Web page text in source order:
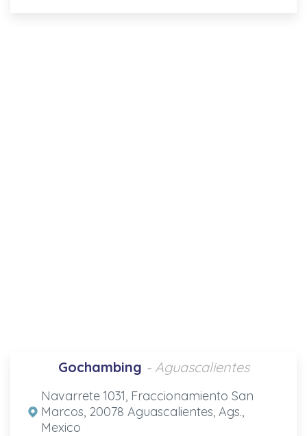
Gochambing - Aguascalientes
Navarrete 1031, Fraccionamiento San
Marcos, 20078 Aguascalientes, Ags.,
Mexico